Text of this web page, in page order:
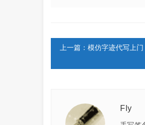
上一篇：模仿字迹代写上
Fly